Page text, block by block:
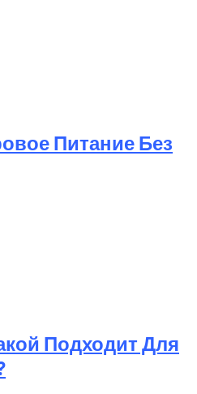
Питание Без
Подходит Для